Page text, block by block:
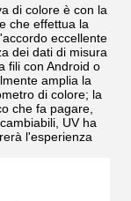
di colore è con la
che effettua la
eccellente
dei dati di misura
fili con Android o
amplia la
di colore; la
che fa pagare,
UV ha
l'esperienza